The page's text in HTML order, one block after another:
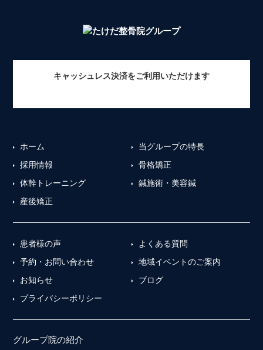
キャッシュレス決済をご利用いただけます
ホーム
当グループの特長
採用情報
骨格矯正
体幹トレーニング
鍼施術・美容鍼
産後矯正
患者様の声
よくある質問
予約・お問い合わせ
地域イベントのご案内
お知らせ
ブログ
プライバシーポリシー
グループ院の紹介